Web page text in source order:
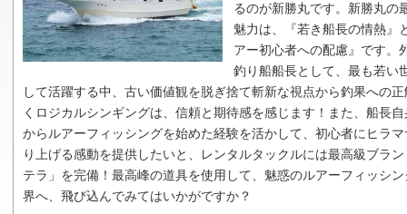
るのが新勝丸です。 新勝丸の
魅力は、『若き船長の情熱』
アー初心者への配慮』です。
釣り船船長として、最も若い
して活躍する中、古い価値観を脱ぎ捨て斬新な視点から釣果への
くロジカルシンギングは、信頼と期待感を感じます！また、船長
からルアーフィッシングを始めた経験を活かして、初心者にヒラ
り上げる感動を提供したいと、レンタルタックルには最高級ブラ
テラ」を完備！最高峰の道具を使用して、魅惑のルアーフィッシ
界へ、飛び込んでみてはいかがですか？